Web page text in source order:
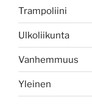
Trampoliini
Ulkoliikunta
Vanhemmuus
Yleinen